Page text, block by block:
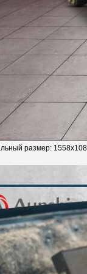
размер: